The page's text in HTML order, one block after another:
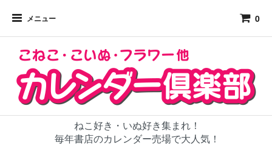
メニュー 0
ねこ好き・いぬ好き集まれ！
毎年書店のカレンダー売場で大人気！